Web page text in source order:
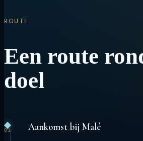
ROUTE
Een route
doel
01 Aankomst bij Malé